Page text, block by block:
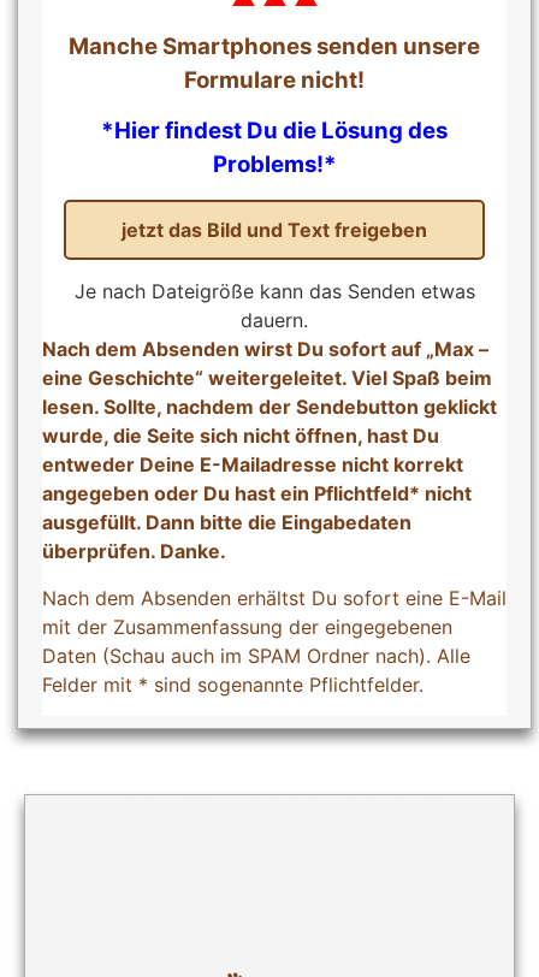
und
nicht
den
Manche Smartphones senden unsere
Formulare nicht!
*Hier findest Du die Lösung des
Problems!*
Je nach Dateigröße kann das Senden etwas
dauern.
Nach dem Absenden wirst Du sofort auf „Max –
eine Geschichte“ weitergeleitet. Viel Spaß beim
lesen. Sollte, nachdem der Sendebutton geklickt
wurde, die Seite sich nicht öffnen, hast Du
entweder Deine E-Mailadresse nicht korrekt
angegeben oder Du hast ein Pflichtfeld* nicht
ausgefüllt. Dann bitte die Eingabedaten
überprüfen. Danke.
Nach dem Absenden erhältst Du sofort eine E-Mail
mit der Zusammenfassung der eingegebenen
Daten (Schau auch im SPAM Ordner nach). Alle
Felder mit * sind sogenannte Pflichtfelder.